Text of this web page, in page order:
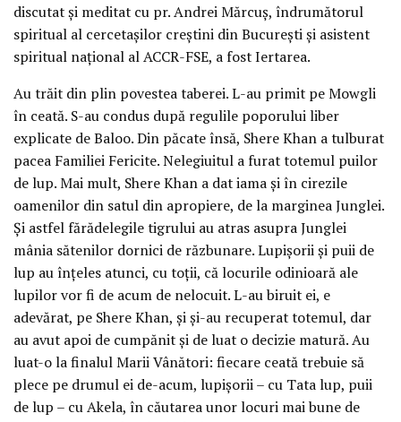
discutat și meditat cu pr. Andrei Mărcuș, îndrumătorul
spiritual al cercetașilor creștini din București și asistent
spiritual național al ACCR-FSE, a fost Iertarea.
Au trăit din plin povestea taberei. L-au primit pe Mowgli
în ceată. S-au condus după regulile poporului liber
explicate de Baloo. Din păcate însă, Shere Khan a tulburat
pacea Familiei Fericite. Nelegiuitul a furat totemul puilor
de lup. Mai mult, Shere Khan a dat iama și în cirezile
oamenilor din satul din apropiere, de la marginea Junglei.
Și astfel fărădelegile tigrului au atras asupra Junglei
mânia sătenilor dornici de răzbunare. Lupișorii și puii de
lup au înțeles atunci, cu toții, că locurile odinioară ale
lupilor vor fi de acum de nelocuit. L-au biruit ei, e
adevărat, pe Shere Khan, și și-au recuperat totemul, dar
au avut apoi de cumpănit și de luat o decizie matură. Au
luat-o la finalul Marii Vânători: fiecare ceată trebuie să
plece pe drumul ei de-acum, lupișorii – cu Tata lup, puii
de lup – cu Akela, în căutarea unor locuri mai bune de